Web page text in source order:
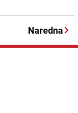
Naredna